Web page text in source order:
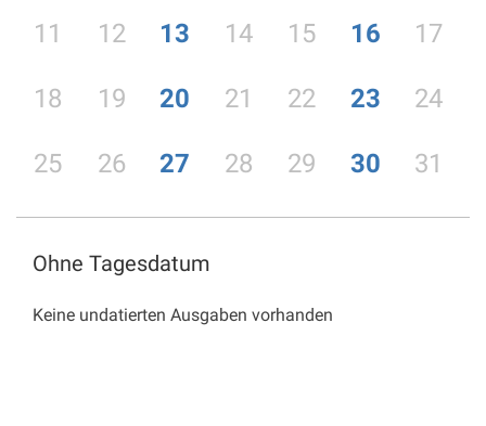
11 12 13 14 15 16 17
18 19 20 21 22 23 24
25 26 27 28 29 30 31
Ohne Tagesdatum
Keine undatierten Ausgaben vorhanden